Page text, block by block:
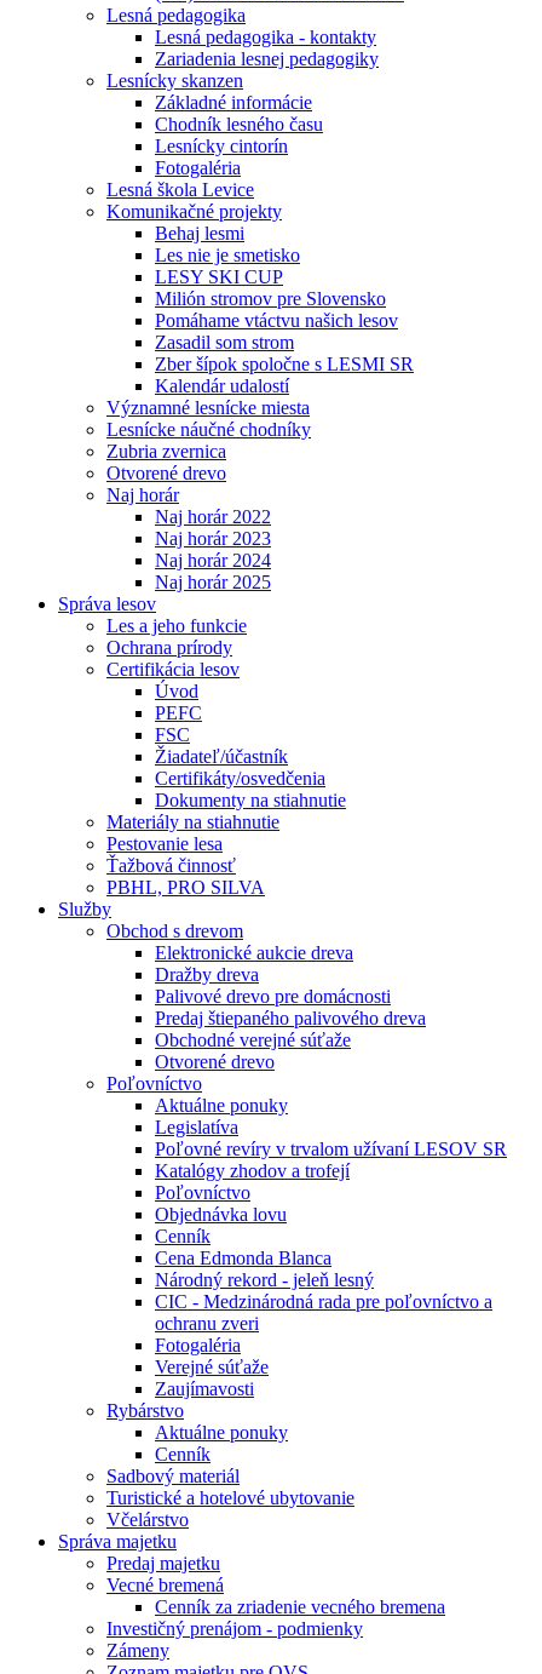
Lesná pedagogika
Lesná pedagogika - kontakty
Zariadenia lesnej pedagogiky
Lesnícky skanzen
Základné informácie
Chodník lesného času
Lesnícky cintorín
Fotogaléria
Lesná škola Levice
Komunikačné projekty
Behaj lesmi
Les nie je smetisko
LESY SKI CUP
Milión stromov pre Slovensko
Pomáhame vtáctvu našich lesov
Zasadil som strom
Zber šípok spoločne s LESMI SR
Kalendár udalostí
Významné lesnícke miesta
Lesnícke náučné chodníky
Zubria zvernica
Otvorené drevo
Naj horár
Naj horár 2022
Naj horár 2023
Naj horár 2024
Naj horár 2025
Správa lesov
Les a jeho funkcie
Ochrana prírody
Certifikácia lesov
Úvod
PEFC
FSC
Žiadateľ/účastník
Certifikáty/osvedčenia
Dokumenty na stiahnutie
Materiály na stiahnutie
Pestovanie lesa
Ťažbová činnosť
PBHL, PRO SILVA
Služby
Obchod s drevom
Elektronické aukcie dreva
Dražby dreva
Palivové drevo pre domácnosti
Predaj štiepaného palivového dreva
Obchodné verejné súťaže
Otvorené drevo
Poľovníctvo
Aktuálne ponuky
Legislatíva
Poľovné revíry v trvalom užívaní LESOV SR
Katalógy zhodov a trofejí
Poľovníctvo
Objednávka lovu
Cenník
Cena Edmonda Blanca
Národný rekord - jeleň lesný
CIC - Medzinárodná rada pre poľovníctvo a
ochranu zveri
Fotogaléria
Verejné súťaže
Zaujímavosti
Rybárstvo
Aktuálne ponuky
Cenník
Sadbový materiál
Turistické a hotelové ubytovanie
Včelárstvo
Správa majetku
Predaj majetku
Vecné bremená
Cenník za zriadenie vecného bremena
Investičný prenájom - podmienky
Zámeny